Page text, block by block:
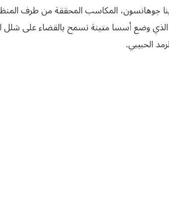
جوهانسون، المكاسب المحققة من طرف
الجزائرية، والمرسوم التاريخي لعام 1969، الذي وضع أسسا متينة تسمح بالقضاء
الحبيبي.